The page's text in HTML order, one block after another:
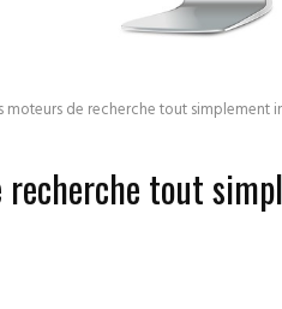
moteurs de recherche tout simplement
recherche tout